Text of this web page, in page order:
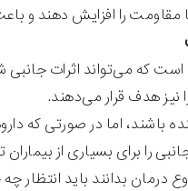
مقاومت را افزایش دهند و
که می‌تواند اثرات جانبی
نیز هدف قرار می‌دهند.
باشند، اما در صورتی که
را برای بسیاری از
درمان بدانند باید انتظار